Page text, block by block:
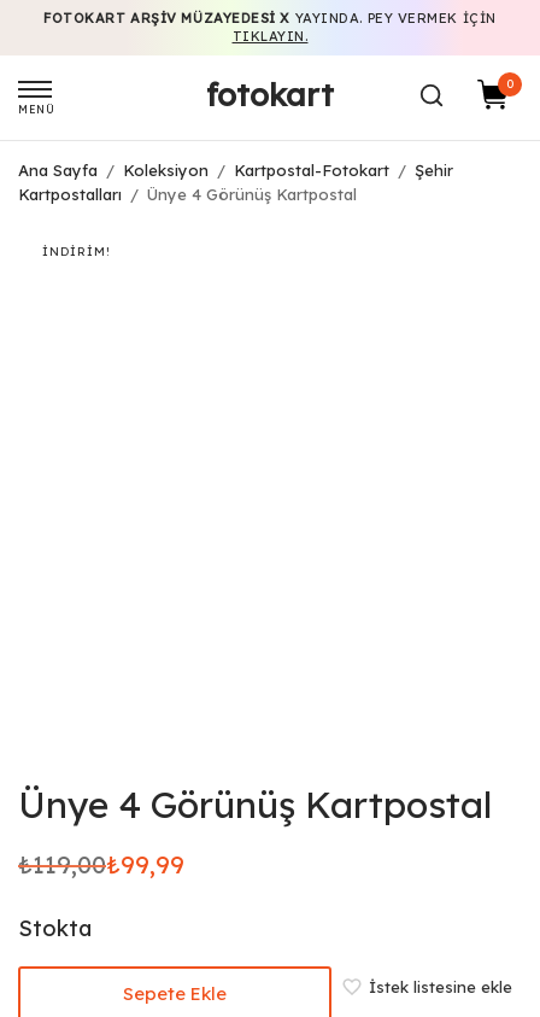
FOTOKART ARŞIV MÜZAYEDESI X YAYINDA. PEY VERMEK IÇIN
TIKLAYIN.
MENÜ fotokart 0
Ana Sayfa / Koleksiyon / Kartpostal-Fotokart / Şehir
Kartpostalları
/ Ünye 4 Görünüş Kartpostal
İNDIRIM!
Ünye 4 Görünüş Kartpostal
₺119,00
Orijinal
₺119,00.
₺99,99
Şu
fiyat:
₺99,99.
Stokta
Sepete Ekle İstek listesine ekle